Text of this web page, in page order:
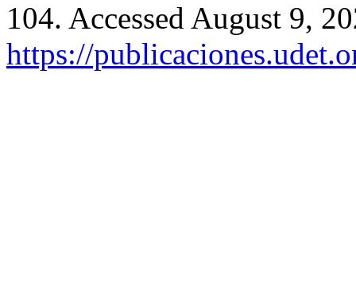
104. Accessed August 9,
https://